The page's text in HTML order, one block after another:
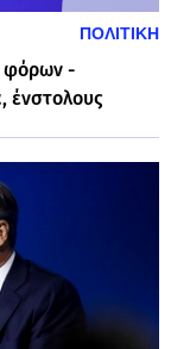
ΠΟΛΙΤΙΚΗ
φόρων -
ένστολους